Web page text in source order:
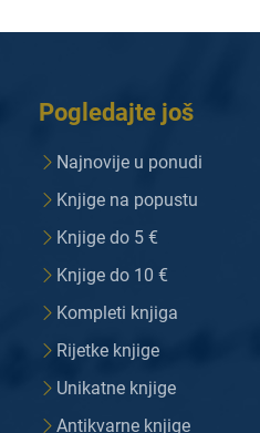
Pogledajte još
Najnovije u ponudi
Knjige na popustu
Knjige do 5 €
Knjige do 10 €
Kompleti knjiga
Rijetke knjige
Unikatne knjige
Antikvarne knjige